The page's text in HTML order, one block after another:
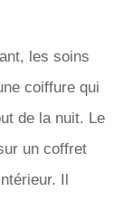
les soins
coiffure qui
de la nuit. Le
un coffret
Il